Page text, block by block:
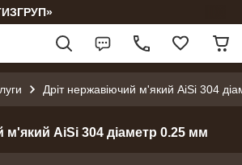
Дріт нержавіючий м'який AiSi 304
м'який AiSi 304 діаметр 0.25 мм